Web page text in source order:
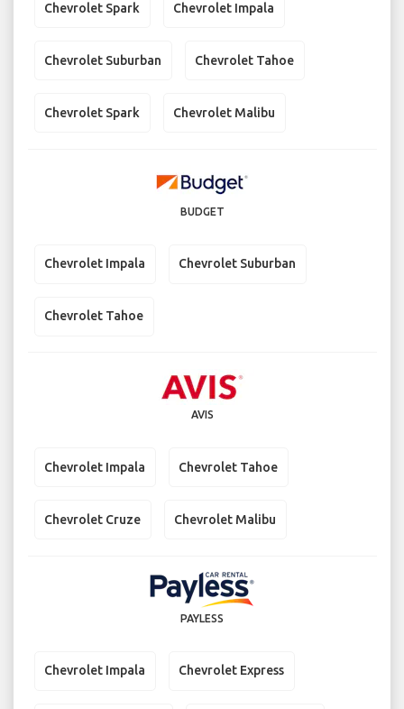
Chevrolet Spark Chevrolet Impala
Chevrolet Suburban Chevrolet Tahoe
Chevrolet Spark Chevrolet Malibu
BUDGET
Chevrolet Impala Chevrolet Suburban
Chevrolet Tahoe
AVIS
Chevrolet Impala Chevrolet Tahoe
Chevrolet Cruze Chevrolet Malibu
PAYLESS
Chevrolet Impala Chevrolet Express